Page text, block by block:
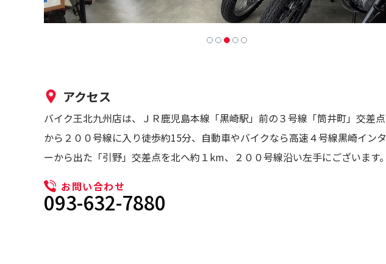
アクセス
バイク王北九州店は、ＪＲ鹿児島本線「黒崎駅」前の３号線「筒井町」交差点
から２００号線に入り徒歩約15分、自動車やバイクなら高速４号線黒崎インタ
ーから出た「引野」交差点を北へ約１km、２００号線沿い左手にございます。
お問い合わせ
093-632-7880